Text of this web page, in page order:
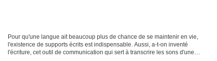
Pour qu'une langue ait beaucoup plus de chance de se maintenir en vie,
l'existence de supports écrits est indispensable. Aussi, a-t-on inventé
l'écriture, cet outil de communication qui sert à transcrire les sons d'une